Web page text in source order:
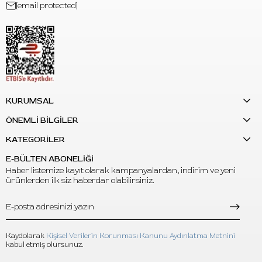
C: Black & grey, portre, realism, soft shading ve gri ton geçişi
gerektiren dövme çalışmalarında kullanılabilir.
S: Ürün hacmi nedir?
C: Gri tonların hazır karışım halinde kullanıma uygun şekilde
hazırlanmış olmasıdır.
[email protected]
KURUMSAL
ÖNEMLİ BİLGİLER
KATEGORİLER
E-BÜLTEN ABONELİĞİ
Haber listemize kayıt olarak kampanyalardan, indirim ve yeni
ürünlerden ilk siz haberdar olabilirsiniz.
Kaydolarak Kişisel Verilerin Korunması Kanunu Aydınlatma Metnini
kabul etmiş olursunuz.